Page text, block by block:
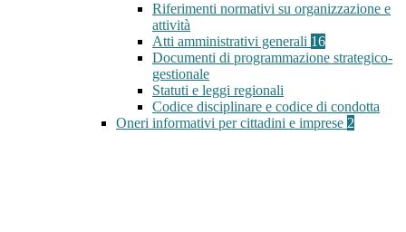
Riferimenti normativi su organizzazione e
attività
Atti amministrativi generali 16
Documenti di programmazione strategico-
gestionale
Statuti e leggi regionali
Codice disciplinare e codice di condotta
Oneri informativi per cittadini e imprese 2